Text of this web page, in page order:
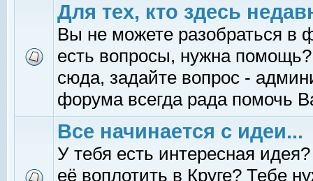
Для тех, кто здесь
Вы не можете разобраться в
есть вопросы, нужна помощь?
сюда, задайте вопрос -
форума всегда рада помочь
Все начинается с идеи...
У тебя есть интересная
её воплотить в Круге? Тебе